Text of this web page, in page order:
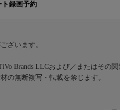
ト録画予約
ざいます。
Brands LLCおよび／またはその
の無断複写・転載を禁じます。